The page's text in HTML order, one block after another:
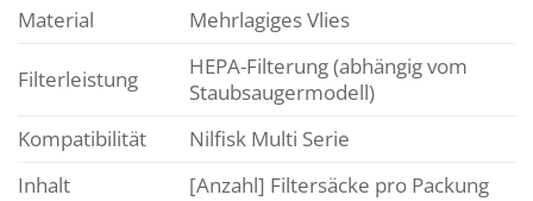
Material Mehrlagiges Vlies
Filterleistung
HEPA-Filterung (abhängig vom
Staubsaugermodell)
Kompatibilität
Nilfisk Multi Serie
Inhalt
[Anzahl] Filtersäcke pro Packung